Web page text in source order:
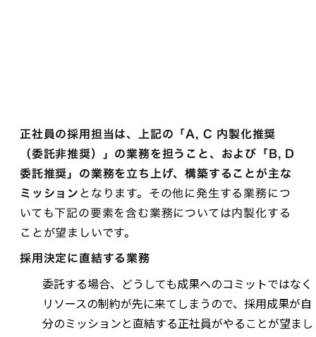
正社員の採用担当は、上記の「A, C 内製化推奨
（委託非推奨）」の業務を担うこと、および「B, D
委託推奨」の業務を立ち上げ、構築することが主な
ミッションとなります。その他に発生する業務につ
いても下記の要素を含む業務については内製化する
ことが望ましいです。
採用決定に直結する業務
委託する場合、どうしても成果へのコミットではなく
リソースの制約が先に来てしまうので、採用成果が自
分のミッションと直結する正社員がやることが望まし